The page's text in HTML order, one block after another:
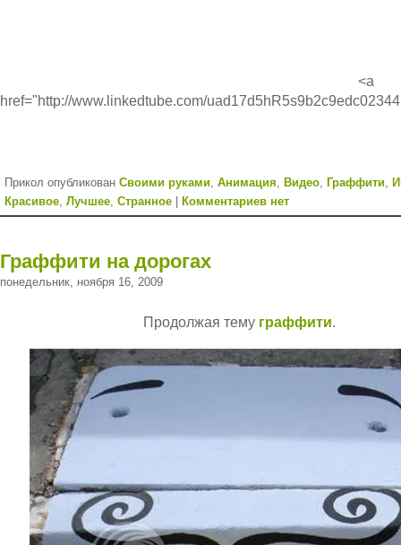
<a
href="http://www.linkedtube.com/
Прикол опубликован Cвоими руками, Анимация, Видео, Граффити,
Красивое, Лучшее, Странное Комментариев нет
Граффити на дорогах
понедельник, ноября 16, 2009
Продолжая тему граффити.